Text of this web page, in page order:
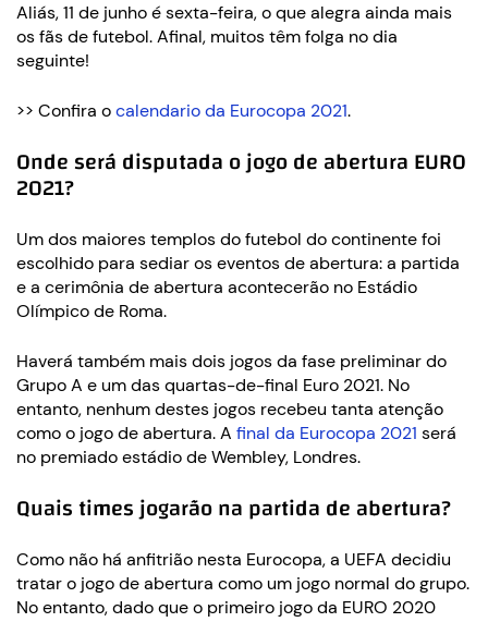
Aliás, 11 de junho é sexta-feira, o que alegra ainda mais
os fãs de futebol. Afinal, muitos têm folga no dia
seguinte!
>> Confira ocalendario da Eurocopa 2021.
Onde será disputada o jogo de abertura EURO
2021?
Um dos maiores templos do futebol do continente foi
escolhido para sediar os eventos de abertura: a partida
e a cerimônia de abertura acontecerão no Estádio
Olímpico de Roma.
Haverá também mais dois jogos da fase preliminar do
Grupo A e um das quartas-de-final Euro 2021. No
entanto, nenhum destes jogos recebeu tanta atenção
como o jogo de abertura. A final da Eurocopa 2021 será
no premiado estádio de Wembley, Londres.
Quais times jogarão na partida de abertura?
Como não há anfitrião nesta Eurocopa, a UEFA decidiu
tratar o jogo de abertura como um jogo normal do grupo.
No entanto, dado que o primeiro jogo da EURO 2020